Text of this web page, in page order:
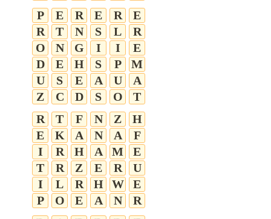
P
E R E R
E
R
T N S L
R
O
N G I I
E
D
E H S P
M
U
S E A U
A
Z
C D S O
T
R
T F N Z
H
E
K A N A
F
I
R H A M
E
T
R Z E R
U
I
L R H W
E
P
O E A N
R